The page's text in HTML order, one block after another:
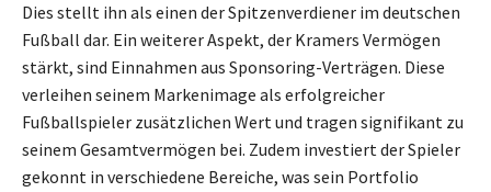
Dies stellt ihn als einen der Spitzenverdiener im deutschen
Fußball dar. Ein weiterer Aspekt, der Kramers Vermögen
stärkt, sind Einnahmen aus Sponsoring-Verträgen. Diese
verleihen seinem Markenimage als erfolgreicher
Fußballspieler zusätzlichen Wert und tragen signifikant zu
seinem Gesamtvermögen bei. Zudem investiert der Spieler
gekonnt in verschiedene Bereiche, was sein Portfolio